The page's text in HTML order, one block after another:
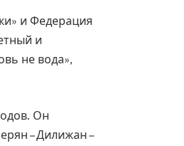
и Федерация
и
не вода»,
Он
– Дилижан –